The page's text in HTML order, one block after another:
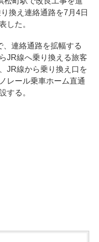
換え連絡通路を7月4日
した。
連絡通路を拡幅する
JR線へ乗り換える旅客
JR線から乗り換え口を
レール乗車ホーム直通
する。